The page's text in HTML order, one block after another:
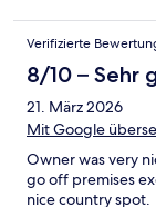
Verifizierte
8/10 – Sehr
21. März 2026
Mit Google
Owner was very
go off premises
nice country spot.